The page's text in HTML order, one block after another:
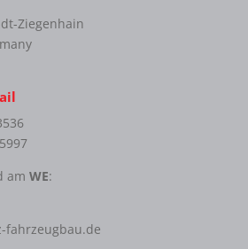
Ziegenhain
am WE:
fahrzeugbau.de